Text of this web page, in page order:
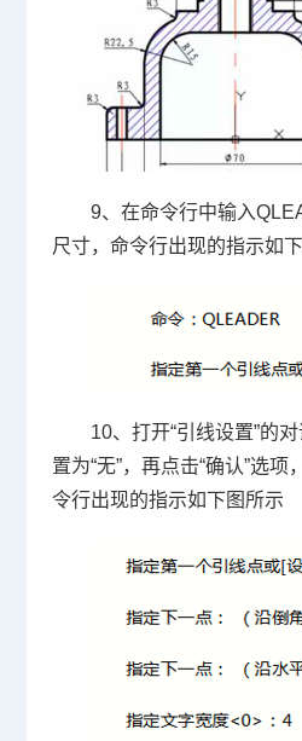
9、在命令行中输入
尺寸，命令行出现的指示如
10、打开“引线设置”的对
置为“无”，再点击“确认”选项
令行出现的指示如下图所示